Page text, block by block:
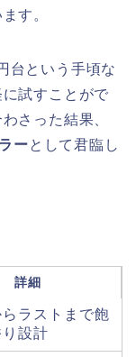
す。
台という手頃な
試すことがで
さった結果、
ーとして君臨し
詳細
らラストまで飽
設計